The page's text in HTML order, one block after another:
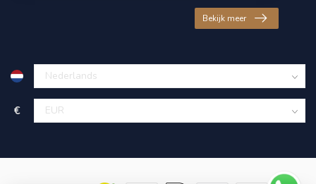
Bekijk meer
€